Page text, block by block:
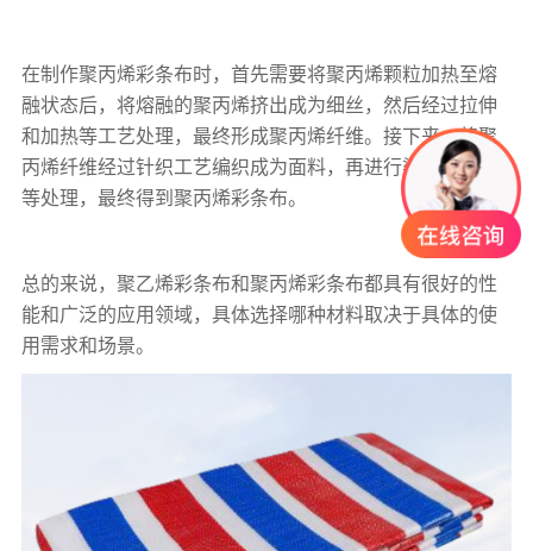
在制作聚丙烯彩条布时，首先需要将聚丙烯颗粒加热至熔
融状态后，将熔融的聚丙烯挤出成为细丝，然后经过拉伸
和加热等工艺处理，最终形成聚丙烯纤维。接下来，将聚
丙烯纤维经过针织工艺编织成为面料，再进行染色和印花
等处理，最终得到聚丙烯彩条布。
总的来说，聚乙烯彩条布和聚丙烯彩条布都具有很好的性
能和广泛的应用领域，具体选择哪种材料取决于具体的使
用需求和场景。